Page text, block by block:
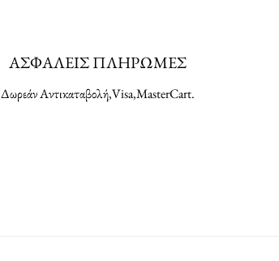
ΑΣΦΑΛΕΙΣ ΠΛΗΡΩΜΕΣ
Δωρεάν Αντικαταβολή,Visa,MasterCart.